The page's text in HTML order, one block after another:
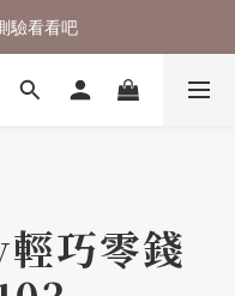
至8/9止
驗看看吧
至8/9止
巧零錢